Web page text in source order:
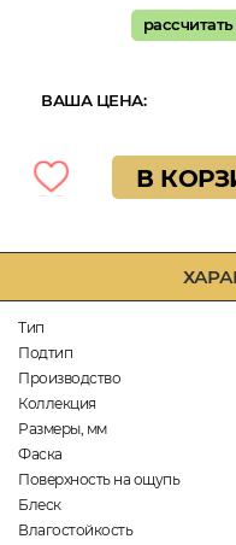
Тип
Подтип
Производство
Коллекция
Размеры, мм
Фаска
Поверхность на ощупь
Блеск
Влагостойкость
ВАША ЦЕНА:
В